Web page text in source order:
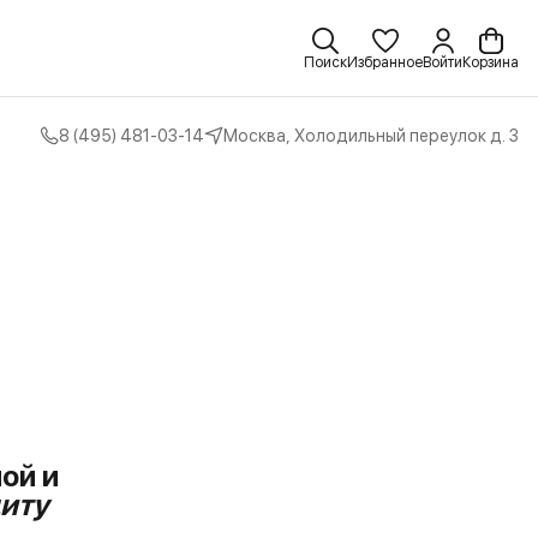
ПоискИзбранноеВойти Корзина
8 (495) 481-03-14 Москва, Холодильный переулок д. 3
и